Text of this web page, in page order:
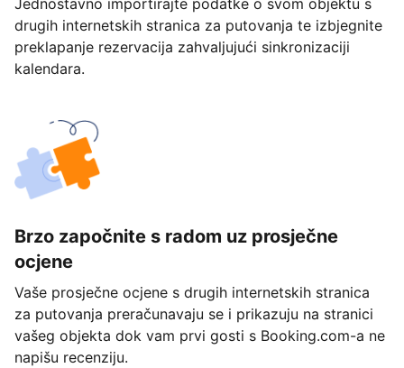
Jednostavno importirajte podatke o svom objektu s
drugih internetskih stranica za putovanja te izbjegnite
preklapanje rezervacija zahvaljujući sinkronizaciji
kalendara.
Brzo započnite s radom uz prosječne
ocjene
Vaše prosječne ocjene s drugih internetskih stranica
za putovanja preračunavaju se i prikazuju na stranici
vašeg objekta dok vam prvi gosti s Booking.com-a ne
napišu recenziju.